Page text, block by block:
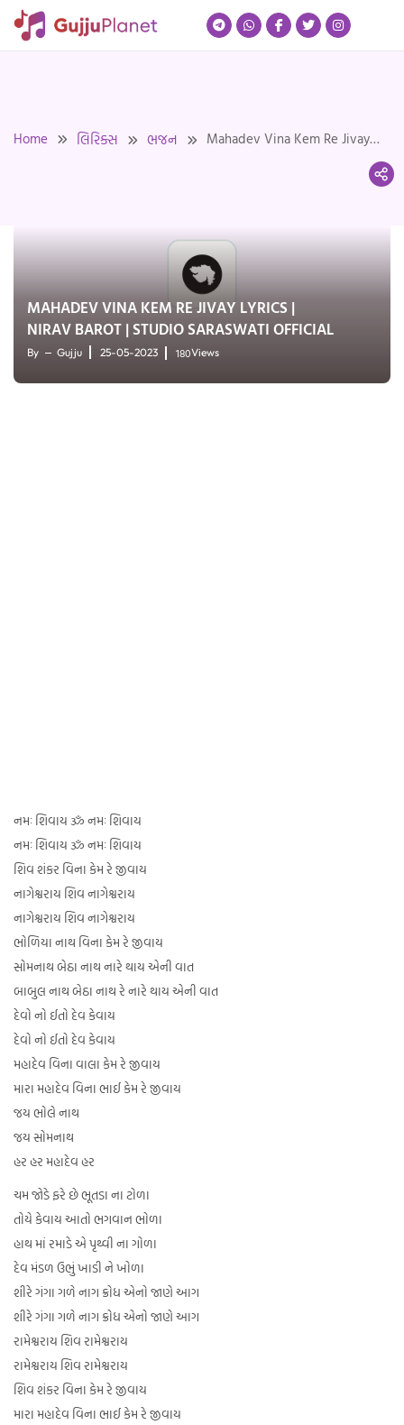
Skip
Home લિરિક્સ ભજન
Mahadev Vina Kem Re Jivay
MAHADEV VINA KEM RE JIVAY LYRICS |
NIRAV BAROT | STUDIO SARASWATI OFFICIAL
By Gujju 25-05-2023 180Views
નમઃ શિવાય ૐ નમઃ શિવાય
નમઃ શિવાય ૐ નમઃ શિવાય
શિવ શંકર વિના કેમ રે જીવાય
નાગેશ્વરાય શિવ નાગેશ્વરાય
નાગેશ્વરાય શિવ નાગેશ્વરાય
ભોળિયા નાથ વિના કેમ રે જીવાય
સોમનાથ બેઠા નાથ નારે થાય એની વાત
બાબુલ નાથ બેઠા નાથ રે નારે થાય એની વાત
દેવો નો ઈતો દેવ કેવાય
દેવો નો ઈતો દેવ કેવાય
મહાદેવ વિના વાલા કેમ રે જીવાય
મારા મહાદેવ વિના ભાઈ કેમ રે જીવાય
જય ભોલે નાથ
જય સોમનાથ
હર હર મહાદેવ હર
ચમ જોડે ફરે છે ભૂતડા ના ટોળા
તોયે કેવાય આતો ભગવાન ભોળા
હાથ માં રમાડે એ પૃથ્વી ના ગોળા
દેવ મંડળ ઉભું ખાડી ને ખોળા
શીરે ગંગા ગળે નાગ ક્રોધ એનો જાણે આગ
શીરે ગંગા ગળે નાગ ક્રોધ એનો જાણે આગ
રામેશ્વરાય શિવ રામેશ્વરાય
રામેશ્વરાય શિવ રામેશ્વરાય
શિવ શંકર વિના કેમ રે જીવાય
મારા મહાદેવ વિના ભાઈ કેમ રે જીવાય